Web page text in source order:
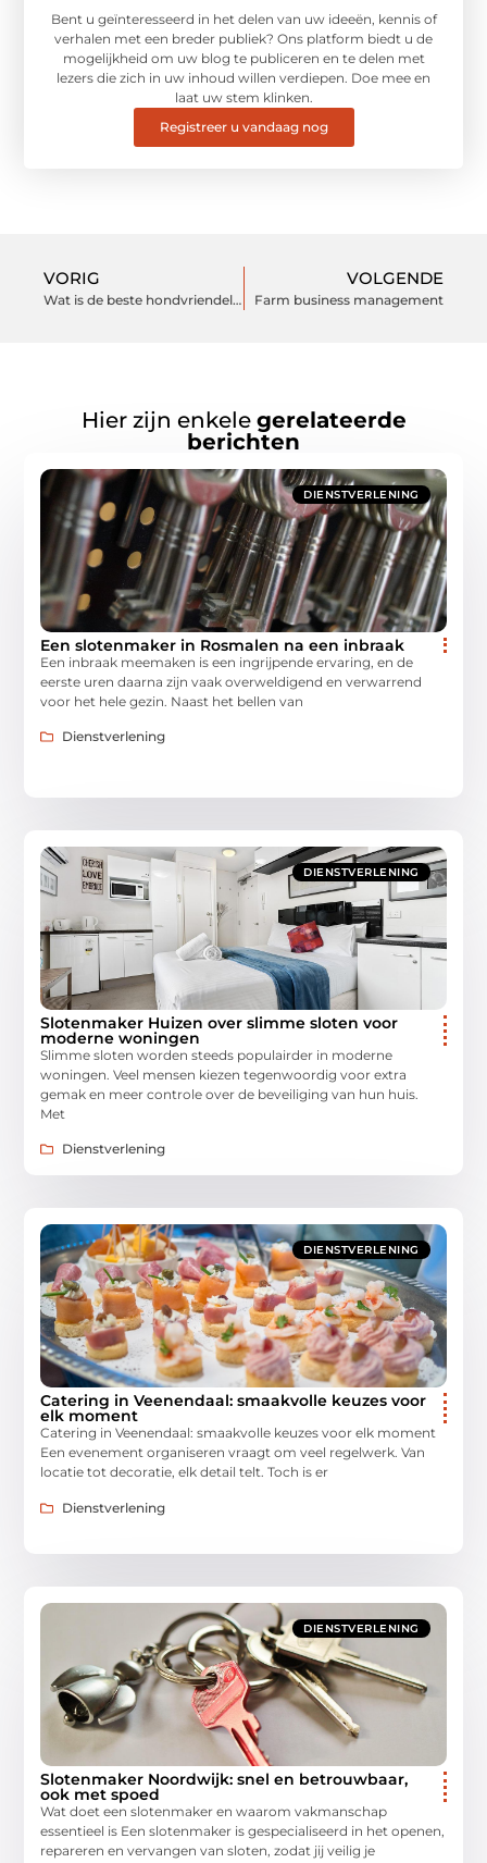
Bent u geïnteresseerd in het delen van uw ideeën, kennis of
verhalen met een breder publiek? Ons platform biedt u de
mogelijkheid om uw blog te publiceren en te delen met
lezers die zich in uw inhoud willen verdiepen. Doe mee en
laat uw stem klinken.
Registreer u vandaag nog
VORIG
Wat is de beste hondvriendelijke vloer?
VOLGENDE
Farm business management
Hier zijn enkele gerelateerde
berichten
DIENSTVERLENING
Een slotenmaker in Rosmalen na een inbraak
Een inbraak meemaken is een ingrijpende ervaring, en de
eerste uren daarna zijn vaak overweldigend en verwarrend
voor het hele gezin. Naast het bellen van
Dienstverlening
DIENSTVERLENING
Slotenmaker Huizen over slimme sloten voor
moderne woningen
Slimme sloten worden steeds populairder in moderne
woningen. Veel mensen kiezen tegenwoordig voor extra
gemak en meer controle over de beveiliging van hun huis.
Met
Dienstverlening
DIENSTVERLENING
Catering in Veenendaal: smaakvolle keuzes voor
elk moment
Catering in Veenendaal: smaakvolle keuzes voor elk moment
Een evenement organiseren vraagt om veel regelwerk. Van
locatie tot decoratie, elk detail telt. Toch is er
Dienstverlening
DIENSTVERLENING
Slotenmaker Noordwijk: snel en betrouwbaar,
ook met spoed
Wat doet een slotenmaker en waarom vakmanschap
essentieel is Een slotenmaker is gespecialiseerd in het openen,
repareren en vervangen van sloten, zodat jij veilig je